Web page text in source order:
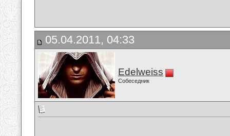
05.04.2011, 04:33
Edelweiss
Собеседник